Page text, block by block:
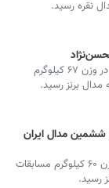
احمدرضا محسن‌نژاد نماینده کشورمان در وزن ۶۷ کیلوگرم
برنز رسید.
مدال ایران
علی احمدی وفا نماینده کشورمان در وزن ۶۰ کیلوگرم مسابقات
رسید.